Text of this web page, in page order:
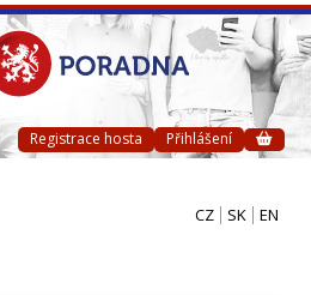
Registrace hosta Přihlášení
CZ SK EN